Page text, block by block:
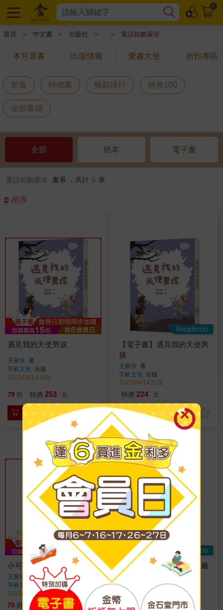
0
首頁 ＞ 中文書 ＞ 出版社 ＞ ＞ 童話如數家珍
本月選書 出版情報 愛書大使 折扣專區
新書 特價書 暢銷排行 經典100
全部書籍
全部 紙本 電子書
童話如數家珍 書系 ，共計 5 筆
排序
遇見我的天使男孩
王家珍 著
字畝文化 出版
2021/04/14 出版
79 折 特價 253 元
加入購物車
Readmoo
【電子書】遇見我的天使男
孩
王家珍 著
字畝文化 出版
2021/04/14 出版
特價 224 元
電子書
小可愛聖誕工廠
王家珍
著
字畝文化
出版
2019/11/06 出版
79 折 特價 253 元
Readmoo
【電子書】小可愛聖誕工廠
王家珍
字畝文化
出版
2019/11/06 出版
特價 224 元